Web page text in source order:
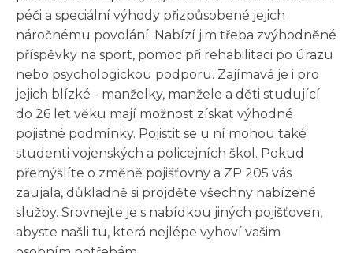
péči a speciální výhody přizpůsobené jejich
náročnému povolání. Nabízí jim třeba zvýhodněné
příspěvky na sport, pomoc při rehabilitaci po úrazu
nebo psychologickou podporu. Zajímavá je i pro
jejich blízké - manželky, manžele a děti studující
do 26 let věku mají možnost získat výhodné
pojistné podmínky. Pojistit se u ní mohou také
studenti vojenských a policejních škol. Pokud
přemýšlíte o změně pojišťovny a ZP 205 vás
zaujala, důkladně si projděte všechny nabízené
služby. Srovnejte je s nabídkou jiných pojišťoven,
abyste našli tu, která nejlépe vyhoví vašim